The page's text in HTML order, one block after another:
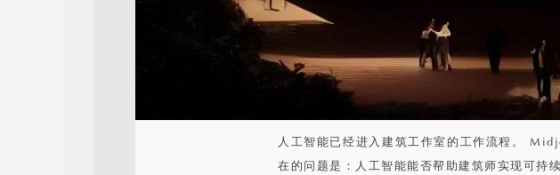
人工智能已经进入建筑工作室的工作流程。
在的问题是：人工智能能否帮助建筑师实现可持